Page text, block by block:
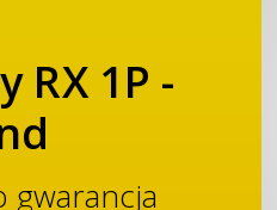
RX 1P -
gwarancja